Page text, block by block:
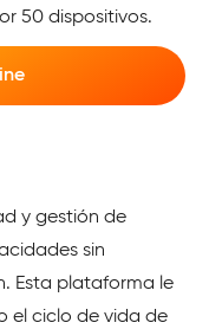
50 dispositivos.
y gestión de
sin
Esta plataforma le
el ciclo de vida de